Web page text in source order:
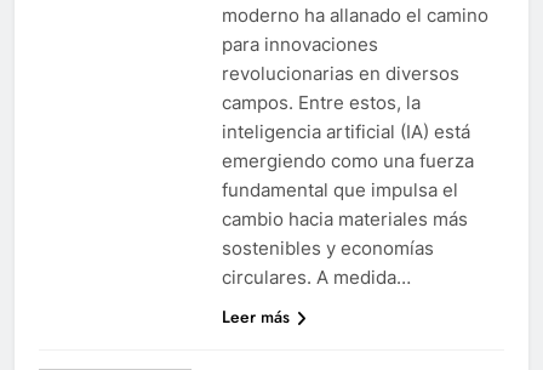
moderno ha allanado el camino
para innovaciones
revolucionarias en diversos
campos. Entre estos, la
inteligencia artificial (IA) está
emergiendo como una fuerza
fundamental que impulsa el
cambio hacia materiales más
sostenibles y economías
circulares. A medida…
Leer más